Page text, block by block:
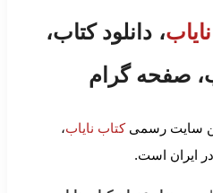
، دانلود کتاب،
صفحه گرام
سایت رسمیکتاب نایاب،
در ایران است.